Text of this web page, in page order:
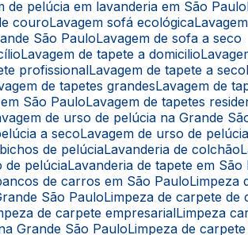
de pelúcia em lavanderia em São Paulo
couro Lavagem sofá ecológica
São Paulo Lavagem de sofa a seco
Lavagem de tapete a domicilio
profissional Lavagem de tapete a seco
de tapetes grandes Lavagem de
São Paulo Lavagem de tapetes
de urso de pelúcia na Grande
a seco Lavagem de urso de
de pelúcia Lavanderia de colchão
de pelúcia Lavanderia de tapete em São
de carros em São Paulo
São Paulo Limpeza de carpete
de carpete empresarial Limpeza
Grande São Paulo Limpeza de